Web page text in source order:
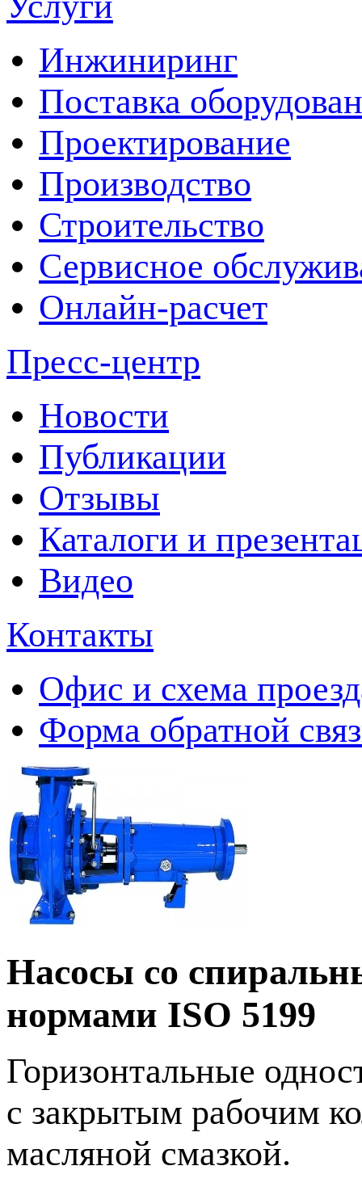
Инжиниринг
Поставка
Проектирование
Производство
Строительство
Сервисное
Онлайн-расчет
Пресс-центр
Новости
Публикации
Отзывы
Каталоги и
Видео
Контакты
Офис и схема
Форма обратной
Насосы со
нормами ISO 5199
Горизонтальные
с закрытым рабочим
масляной смазкой.